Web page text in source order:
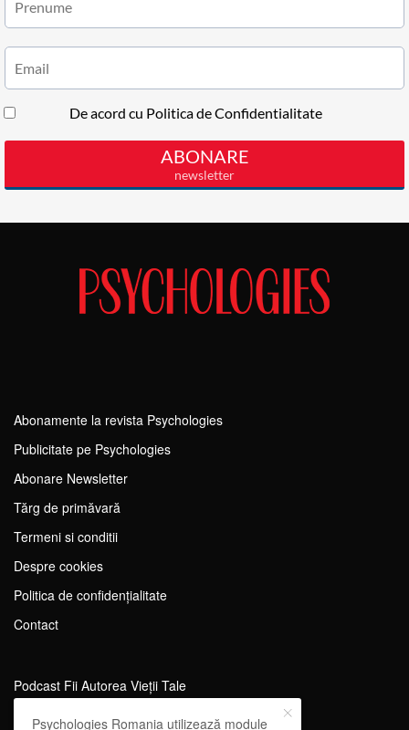
Abonamente la revista Psychologies
Publicitate pe Psychologies
Abonare Newsletter
Tărg de primăvară
Termeni si conditii
Despre cookies
Politica de confidențialitate
Contact
Podcast Fii Autorea Vieții Tale
Evenimente Fii Autoarea Vieții Tale!
Psychologies Romania utilizează module